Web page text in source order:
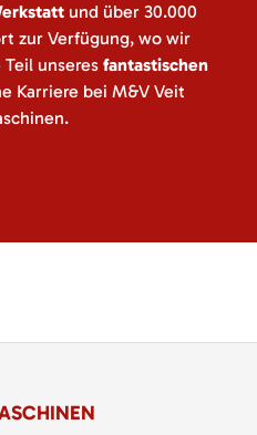
und über 30.000
zur Verfügung, wo wir
unseres fantastischen
Karriere bei M&V Veit